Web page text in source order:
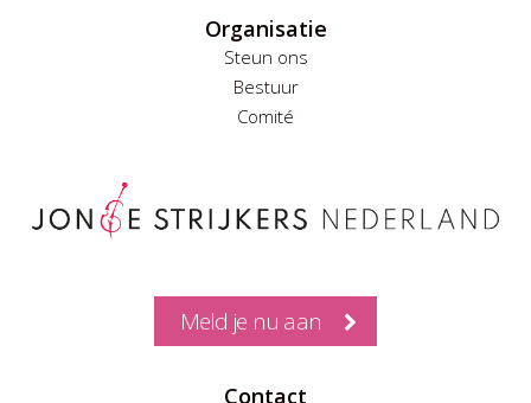
Organisatie
Steun ons
Bestuur
Comité
Meld je nu aan
Contact